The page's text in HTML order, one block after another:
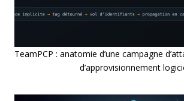
TeamPCP : anatomie d’une campagne
d’approvisionnement